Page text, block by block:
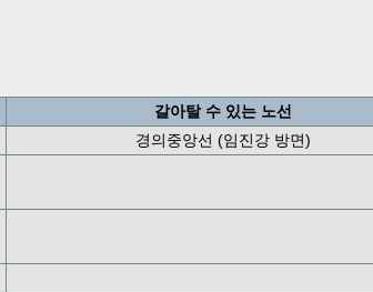
갈아탈 수 있는 노선
경의중앙선 (임진강 방면)